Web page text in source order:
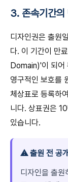
3. 존속기간의
디자인권은 출원
다. 이 기간이 만
Domain)'이 되어
영구적인 보호를
체상표로 등록하
니다. 상표권은
있습니다.
⚠️ 출원 전 공
디자인을 출